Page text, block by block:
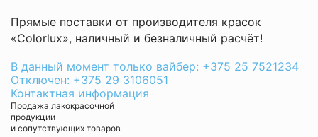
Прямые поставки от производителя красок
«Colorlux», наличный и безналичный расчёт!
В данный момент только вайбер: +375 25 7521234
Отключен: +375 29 3106051
Контактная информация
Продажа лакокрасочной
продукции
и сопутствующих товаров